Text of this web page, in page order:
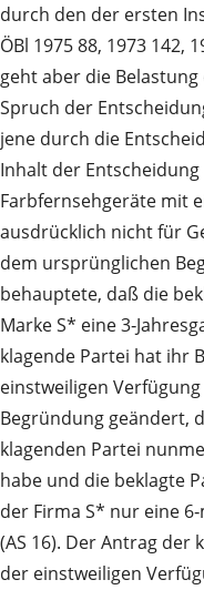
durch den der ersten
ÖBl 1975 88, 1973 142,
geht aber die
Spruch der
jene durch die
Inhalt der
Farbfernsehgeräte mit
ausdrücklich nicht für
dem ursprünglichen
behauptete, daß die
Marke S* eine
klagende Partei hat ihr
einstweiligen
Begründung geändert,
klagenden Partei
habe und die beklagte
der Firma S* nur eine
(AS 16). Der Antrag der
der einstweiligen